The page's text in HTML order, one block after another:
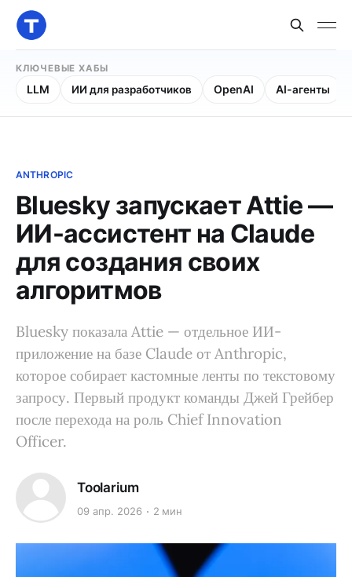
КЛЮЧЕВЫЕ ХАБЫ
LLM ИИ для разработчиков OpenAI AI-агенты
ANTHROPIC
Bluesky запускает Attie —
ИИ-ассистент на Claude
для создания своих
алгоритмов
Bluesky показала Attie — отдельное ИИ-
приложение на базе Claude от Anthropic,
которое собирает кастомные ленты по текстовому
запросу. Первый продукт команды Джей Грейбер
после перехода на роль Chief Innovation
Officer.
Toolarium
09 апр. 2026 2 мин